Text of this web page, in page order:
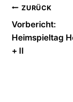
ZURÜCK
Vorbericht:
Heimspieltag
+ II